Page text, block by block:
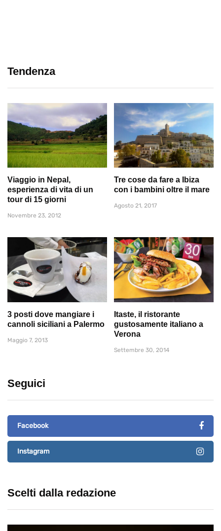
Tendenza
Viaggio in Nepal,
esperienza di vita di un
tour di 15 giorni
Novembre 23, 2012
Tre cose da fare a Ibiza
con i bambini oltre il mare
Agosto 21, 2017
3 posti dove mangiare i
cannoli siciliani a Palermo
Maggio 7, 2013
Itaste, il ristorante
gustosamente italiano a
Verona
Settembre 30, 2014
Seguici
Facebook
Instagram
Scelti dalla redazione